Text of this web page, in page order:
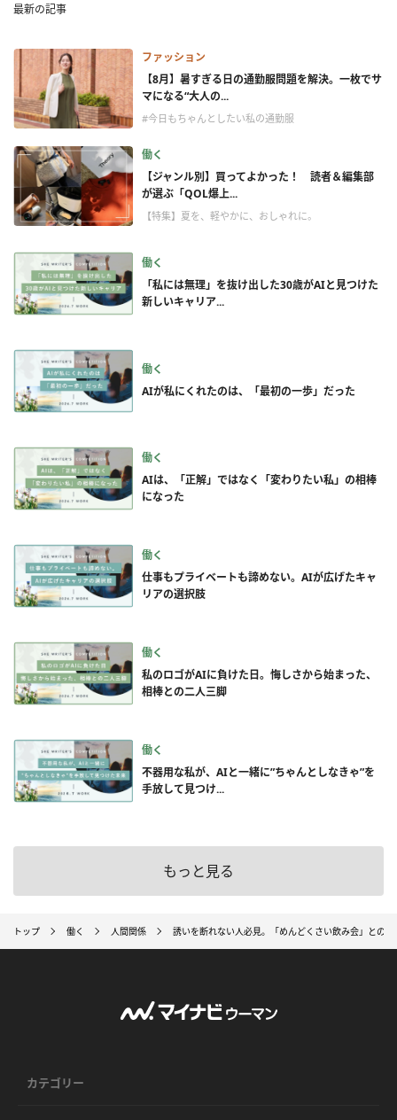
最新の記事
ファッション
【8月】暑すぎる日の通勤服問題を解決。一枚でサ
マになる“大人の...
#今日もちゃんとしたい私の通勤服
働く
【ジャンル別】買ってよかった！ 読者＆編集部
が選ぶ「QOL爆上...
【特集】夏を、軽やかに、おしゃれに。
働く
「私には無理」を抜け出した30歳がAIと見つけた
新しいキャリア...
働く
AIが私にくれたのは、「最初の一歩」だった
働く
AIは、「正解」ではなく「変わりたい私」の相棒
になった
働く
仕事もプライベートも諦めない。AIが広げたキャ
リアの選択肢
働く
私のロゴがAIに負けた日。悔しさから始まった、
相棒との二人三脚
働く
不器用な私が、AIと一緒に”ちゃんとしなきゃ”を
手放して見つけ...
もっと見る
トップ 働く 人間関係 誘いを断れない人必見。「めんどくさい飲み会」との
カテゴリー